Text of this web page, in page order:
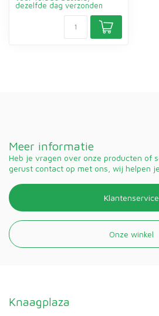
dezelfde dag verzonden
Meer informatie
Heb je vragen over onze producten of
gerust contact op met ons, wij helpen
Klantenservice
Onze winkel
Knaagplaza